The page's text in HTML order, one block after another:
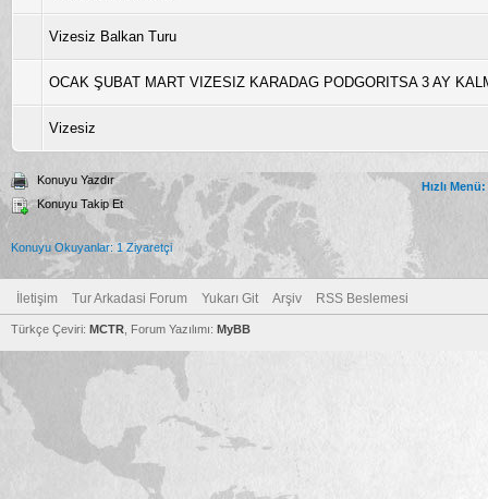
Vizesiz Balkan Turu
OCAK ŞUBAT MART VIZESIZ KARADAG PODGORITSA 3 AY
Vizesiz
Konuyu Yazdır
Konuyu Takip Et
Hızlı Menü:
Konuyu Okuyanlar: 1 Ziyaretçi
İletişim Tur Arkadasi Forum Yukarı Git Arşiv RSS Beslemesi
Türkçe Çeviri: MCTR , Forum Yazılımı: MyBB